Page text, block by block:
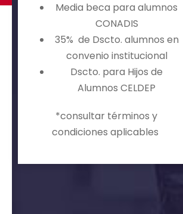
Media beca para alumnos
CONADIS
35% de Dscto. alumnos en
convenio institucional
Dscto. para Hijos de
Alumnos CELDEP
*consultar términos y
condiciones aplicables